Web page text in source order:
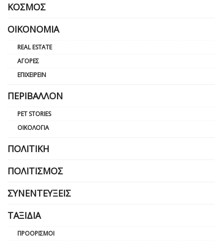
ΚΌΣΜΟΣ
ΟΙΚΟΝΟΜΊΑ
REAL ESTATE
ΑΓΟΡΈΣ
ΕΠΙΧΕΙΡΕΊΝ
ΠΕΡΙΒΆΛΛΟΝ
PET STORIES
ΟΙΚΟΛΟΓΊΑ
ΠΟΛΙΤΙΚΉ
ΠΟΛΙΤΙΣΜΌΣ
ΣΥΝΕΝΤΕΎΞΕΙΣ
ΤΑΞΊΔΙΑ
ΠΡΟΟΡΙΣΜΟΊ